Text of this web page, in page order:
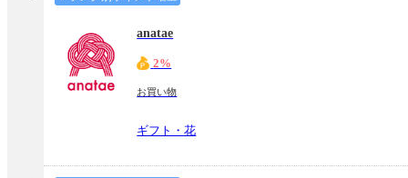
anatae
2%
お買い物
ギフト・花